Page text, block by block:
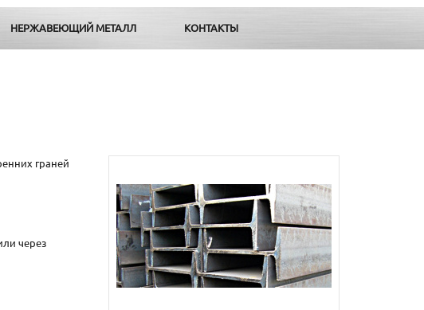
НЕРЖАВЕЮЩИЙ МЕТАЛЛ КОНТАКТЫ
граней
через